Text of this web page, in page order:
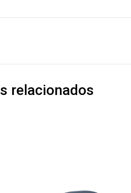
relacionados